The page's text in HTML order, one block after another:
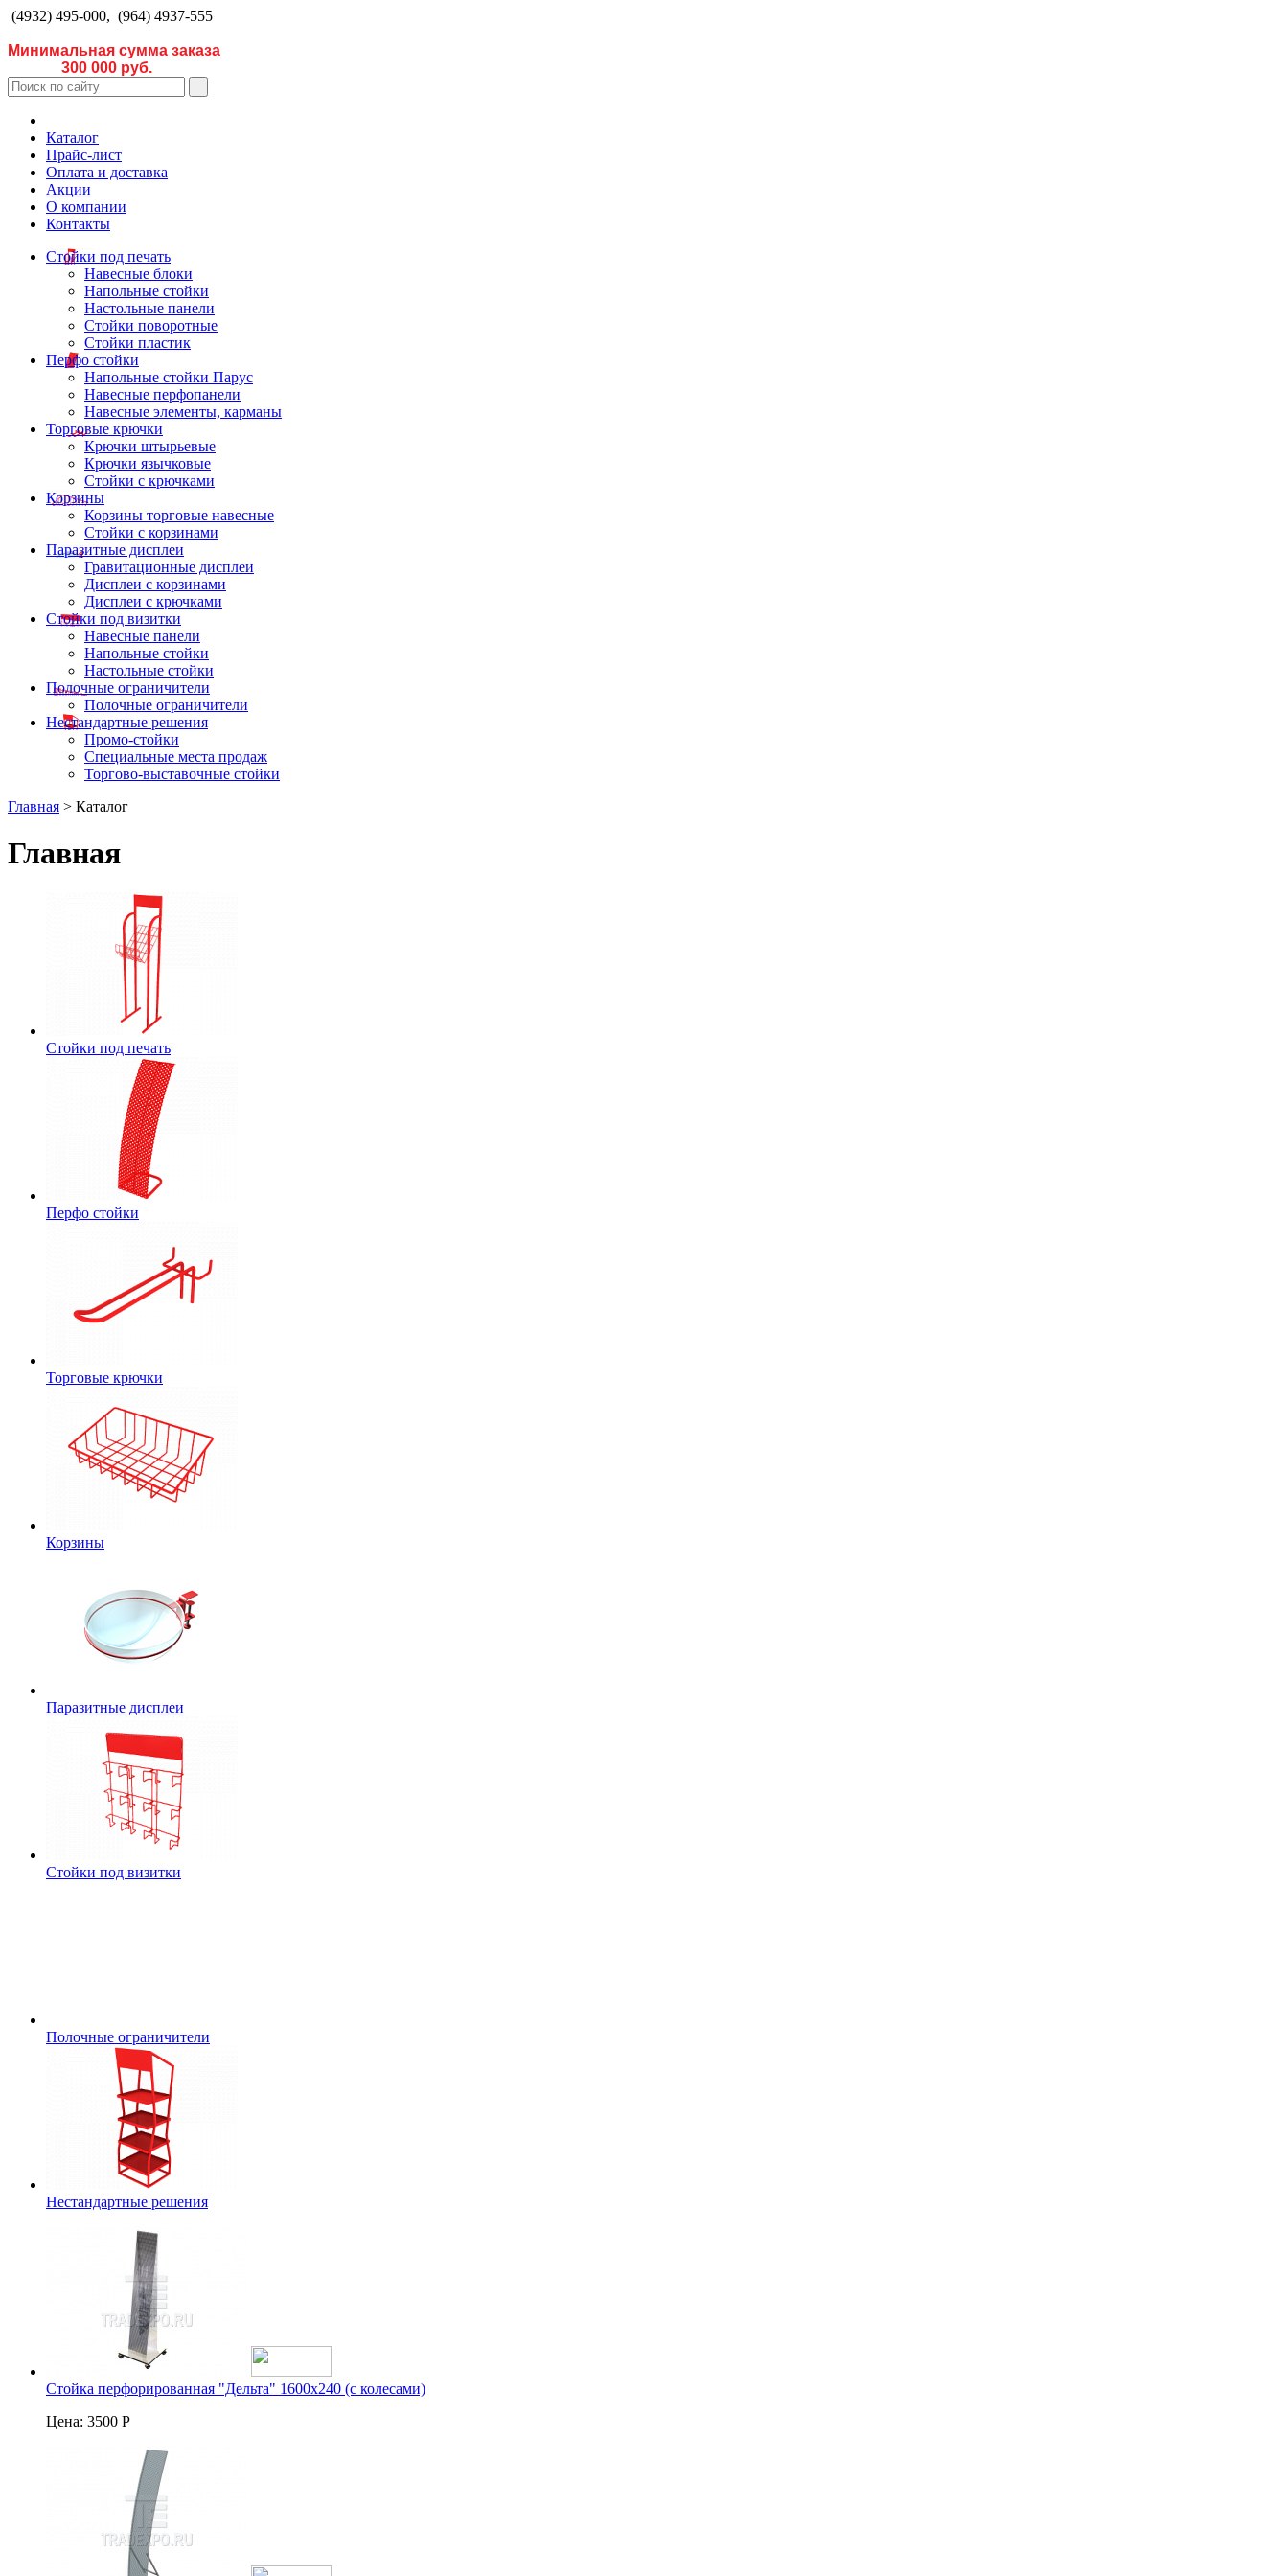
(4932) 495-000, (964) 4937-555
Минимальная сумма заказа
300 000 руб.
Каталог
Прайс-лист
Оплата и доставка
Акции
О компании
Контакты
Стойки под печать
Навесные блоки
Напольные стойки
Настольные панели
Стойки поворотные
Стойки пластик
Перфо стойки
Напольные стойки Парус
Навесные перфопанели
Навесные элементы, карманы
Торговые крючки
Крючки штырьевые
Крючки язычковые
Стойки с крючками
Корзины
Корзины торговые навесные
Стойки с корзинами
Паразитные дисплеи
Гравитационные дисплеи
Дисплеи с корзинами
Дисплеи с крючками
Стойки под визитки
Навесные панели
Напольные стойки
Настольные стойки
Полочные ограничители
Полочные ограничители
Нестандартные решения
Промо-стойки
Специальные места продаж
Торгово-выставочные стойки
Главная > Каталог
Главная
Стойки под печать
Перфо стойки
Торговые крючки
Корзины
Паразитные дисплеи
Стойки под визитки
Полочные ограничители
Нестандартные решения
Стойка перфорированная "Дельта" 1600х240 (с колесами)
Цена: 3500 Р